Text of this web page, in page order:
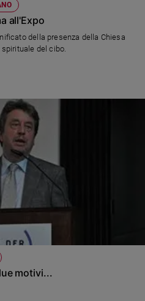
all'Expo
della presenza della Chiesa
spirituale del cibo.
motivi...